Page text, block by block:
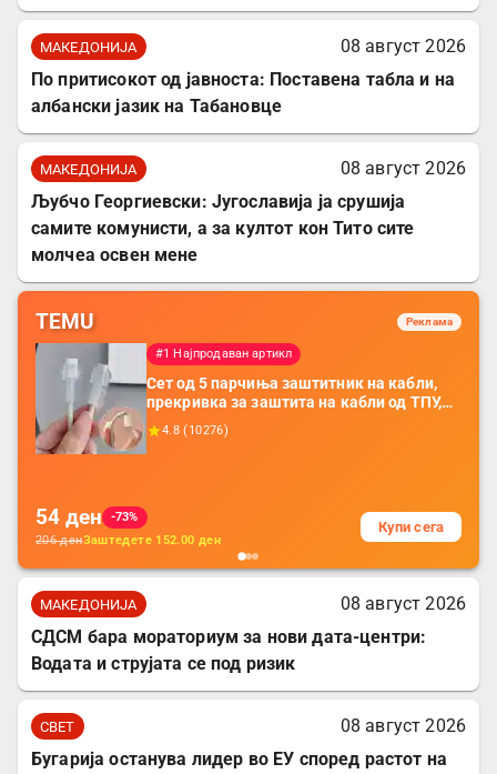
МАКЕДОНИЈА
08 август 2026
По притисокот од јавноста: Поставена табла и на
албански јазик на Табановце
МАКЕДОНИЈА
08 август 2026
Љубчо Георгиевски: Југославија ја срушија
самите комунисти, а за култот кон Тито сите
молчеа освен мене
TEMU Реклама
#1 Најпродаван артикл
Сет од 5 парчиња заштитник на кабли,
прекривка за заштита на кабли од ТПУ,
додатоци за заштита на кабли, без
батерија, за мобилни телефони, комплет
4.8 ( 10276)
54 ден
-73%
206денЗаштедете 152.00 ден
Купи сега
МАКЕДОНИЈА
08 август 2026
СДСМ бара мораториум за нови дата-центри:
Водата и струјата се под ризик
СВЕТ
08 август 2026
Бугарија останува лидер во ЕУ според растот на